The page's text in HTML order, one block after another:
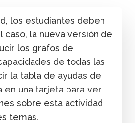
los estudiantes deben
caso, la nueva versión de
los grafos de
de todas las
la tabla de ayudas de
en una tarjeta para ver
sobre esta actividad
temas.